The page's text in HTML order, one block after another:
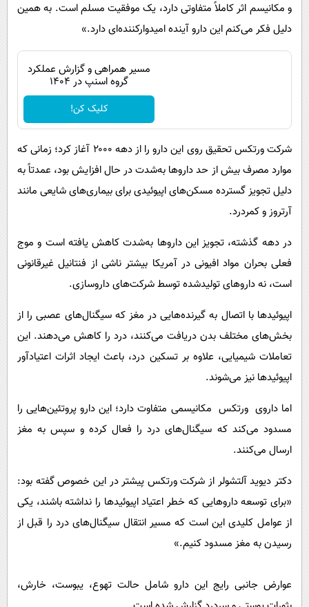
و مکانیسم اثر کاملاً متفاوتی دارد، یک موفقیت مسلم است. به همین
دلیل فکر می‌کنم این دارو آینده امیدوارکننده‌ای دارد.»
مسیر همراهی و گزارش عملکرد
گروه اسنپ در ۱۴۰۴
کلیک کن!
شرکت ورتکس تحقیق روی این دارو را از دهه ۲۰۰۰ آغاز کرد؛ زمانی که
موارد مصرف بیش از حد داروها به‌شدت در حال افزایش بود، عمدتاً به
دلیل تجویز گسترده مسکن‌های اپیوئیدی برای بیماری‌های شایعی مانند
آرتروز و کمردرد.
در دهه گذشته، تجویز این داروها به‌شدت کاهش یافته است و موج
فعلی بحران مواد افیونی در آمریکا بیشتر ناشی از فنتانیل غیرقانونی
است، نه داروهای تولیدشده توسط شرکت‌های داروسازی.
اپیوئیدها با اتصال به گیرنده‌هایی در مغز که سیگنال‌های عصبی را از
بخش‌های مختلف بدن دریافت می‌کنند، درد را کاهش می‌دهند. این
تعاملات شیمیایی، علاوه بر تسکین درد، باعث ایجاد اثرات اعتیادآور
اپیوئیدها نیز می‌شوند.
اما داروی ورتکس مکانیسمی متفاوت دارد؛ این دارو پروتئین‌هایی را
مسدود می‌کند که سیگنال‌های درد را فعال کرده و سپس به مغز
ارسال می‌کنند.
دکتر دیوید آلتشولر از شرکت ورتکس پیشتر در این خصوص گفته بود:
«برای توسعه داروهایی که خطر اعتیاد اپیوئیدها را نداشته باشند، یکی
از عوامل کلیدی این است که مسیر انتقال سیگنال‌های درد را قبل از
رسیدن به مغز مسدود کنیم.»
عوارض جانبی رایج این دارو شامل حالت تهوع، یبوست، خارش،